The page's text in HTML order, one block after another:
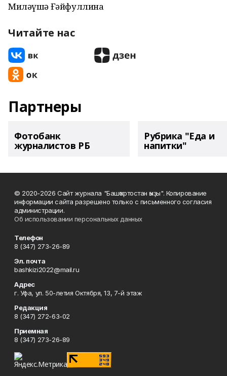
Миләүшә Ғәйфуллина
Читайте нас
Партнеры
Фотобанк
журналистов РБ
Рубрика "Еда и
напитки"
© 2020-2026 Сайт журнала "Башҡортостан ҡыҙы". Копирование
информации сайта разрешено только с письменного согласия
администрации.
Об использовании персональных данных
Телефон
8 (347) 273-26-89
Эл. почта
bashkizi2022@mail.ru
Адрес
г. Уфа, ул. 50-летия Октября, 13, 7-й этаж
Редакция
8 (347) 272-63-02
Приемная
8 (347) 273-26-89